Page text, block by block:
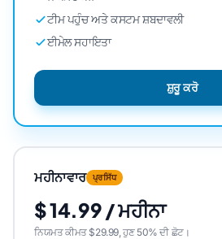
ਟੀਮ ਪਹੁੰਚ ਅਤੇ ਕਸਟਮ ਸ਼ਬਦਾਵਲੀ
ਈਮੇਲ ਸਹਾਇਤਾ
ਸ਼ੁਰੂ ਕਰੋ
ਮਹੀਨਾਵਾਰ ਪ੍ਰਸਿੱਧ
$ 14.99 / ਮਹੀਨਾ
ਨਿਯਮਤ ਕੀਮਤ $29.99, ਹੁਣ 50% ਦੀ ਛੋਟ।